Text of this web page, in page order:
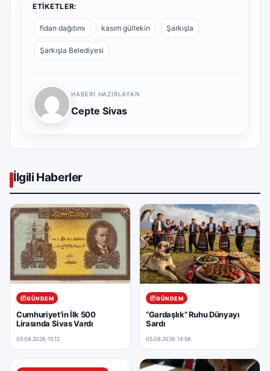
ETIKETLER:
fidan dağıtımı kasım gültekin Şarkışla
Şarkışla Belediyesi
HABERI HAZIRLAYAN
Cepte Sivas
İlgili Haberler
GÜNDEM
Cumhuriyet’in İlk 500
Lirasında Sivas Vardı
05.08.2026 15:12
GÜNDEM
“Gardaşlık” Ruhu Dünyayı
Sardı
05.08.2026 14:58